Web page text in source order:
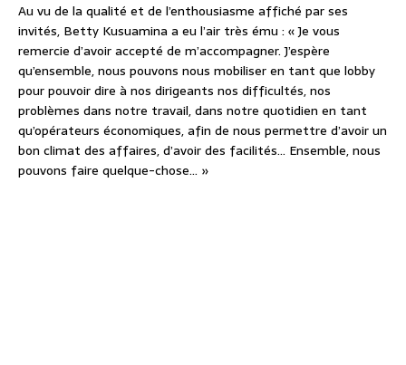
Au vu de la qualité et de l’enthousiasme affiché par ses
invités, Betty Kusuamina a eu l’air très ému : « Je vous
remercie d’avoir accepté de m’accompagner. J’espère
qu’ensemble, nous pouvons nous mobiliser en tant que lobby
pour pouvoir dire à nos dirigeants nos difficultés, nos
problèmes dans notre travail, dans notre quotidien en tant
qu’opérateurs économiques, afin de nous permettre d’avoir un
bon climat des affaires, d’avoir des facilités… Ensemble, nous
pouvons faire quelque-chose… »